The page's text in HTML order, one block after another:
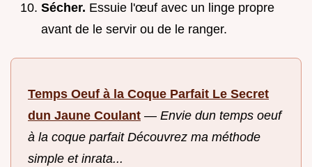
Sécher. Essuie l'œuf avec un linge propre
avant de le servir ou de le ranger.
Temps Oeuf à la Coque Parfait Le Secret
dun Jaune Coulant — Envie dun temps oeuf
à la coque parfait Découvrez ma méthode
simple et inrata...